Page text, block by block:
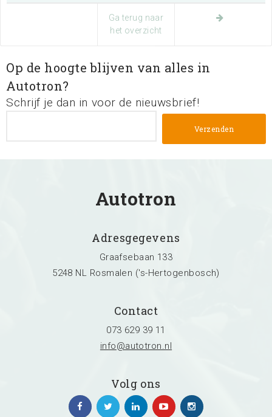
Ga terug naar
het overzicht
Op de hoogte blijven van alles in
Autotron?
Schrijf je dan in voor de nieuwsbrief!
Autotron
Adresgegevens
Graafsebaan 133
5248 NL Rosmalen ('s-Hertogenbosch)
Contact
073 629 39 11
info@autotron.nl
Volg ons